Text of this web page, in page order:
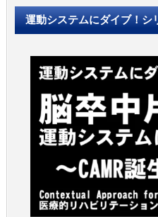
運動システムにダイブ！シ